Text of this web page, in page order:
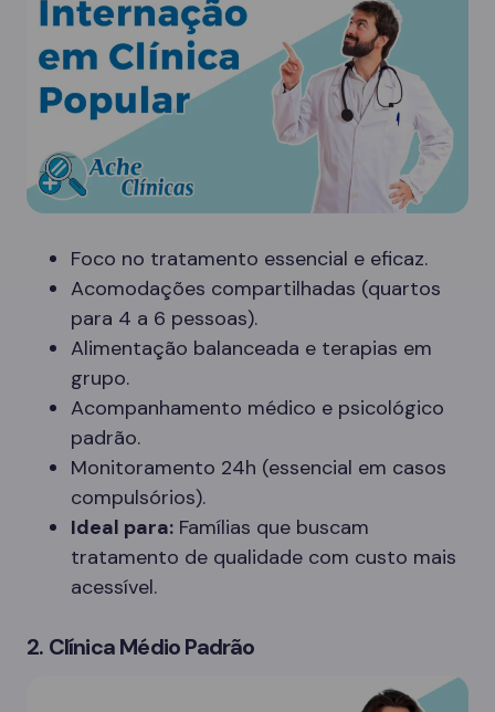
Foco no tratamento essencial e eficaz.
Acomodações compartilhadas (quartos
para 4 a 6 pessoas).
Alimentação balanceada e terapias em
grupo.
Acompanhamento médico e psicológico
padrão.
Monitoramento 24h (essencial em casos
compulsórios).
Ideal para: Famílias que buscam
tratamento de qualidade com custo mais
acessível.
2. Clínica Médio Padrão